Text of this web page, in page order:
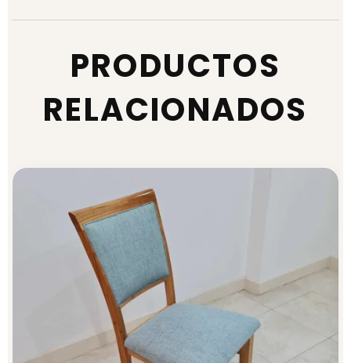
PRODUCTOS
RELACIONADOS